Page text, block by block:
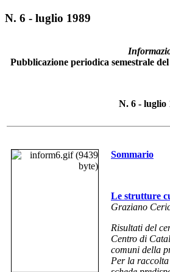
N. 6 - luglio 1989
Pubblicazione periodica semestrale del
N. 6 - luglio
Sommario
Le strutture
Graziano
Risultati del
Centro di
comuni della
Per la raccolta